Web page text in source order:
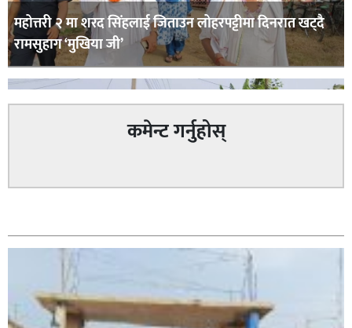
महोत्तरी २ मा शरद सिंहलाई जिताउन लोहरपट्टीमा दिनरात खट्दै
रामसुहाग ‘मुखिया जी’
कमेन्ट गर्नुहोस्